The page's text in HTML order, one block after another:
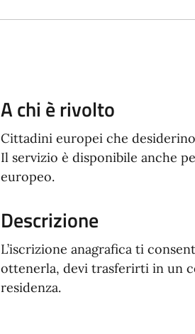
A chi è rivolto
Cittadini europei che desiderino
Il servizio è disponibile anche
europeo.
Descrizione
L’iscrizione anagrafica ti
ottenerla, devi trasferirti in un
residenza.